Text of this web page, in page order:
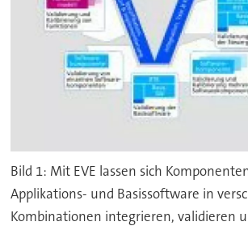
Bild 1: Mit EVE lassen sich
Applikations- und Basissoftware in
Kombinationen integrieren, validieren